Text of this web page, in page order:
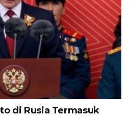
di Rusia Termasuk